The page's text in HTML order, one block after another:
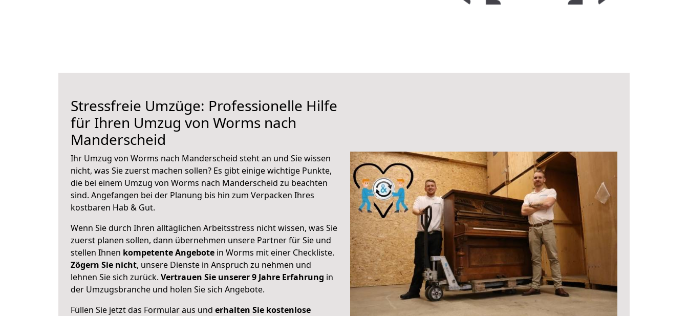
Stressfreie Umzüge: Professionelle Hilfe
für Ihren Umzug von Worms nach
Manderscheid
Ihr Umzug von Worms nach Manderscheid steht an und Sie wissen
nicht, was Sie zuerst machen sollen? Es gibt einige wichtige Punkte,
die bei einem Umzug von Worms nach Manderscheid zu beachten
sind. Angefangen bei der Planung bis hin zum Verpacken Ihres
kostbaren Hab & Gut.
Wenn Sie durch Ihren alltäglichen Arbeitsstress nicht wissen, was Sie
zuerst planen sollen, dann übernehmen unsere Partner für Sie und
stellen Ihnen kompetente Angebote in Worms mit einer Checkliste.
Zögern Sie nicht, unsere Dienste in Anspruch zu nehmen und
lehnen Sie sich zurück. Vertrauen Sie unserer 9 Jahre Erfahrung in
der Umzugsbranche und holen Sie sich Angebote.
Füllen Sie jetzt das Formular aus und erhalten Sie kostenlose